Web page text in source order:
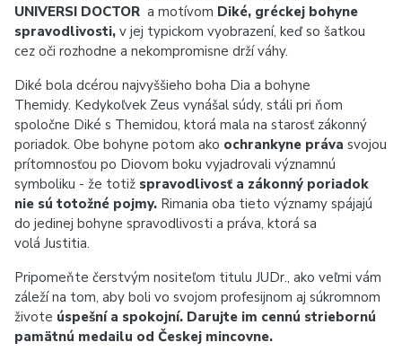
UNIVERSI DOCTOR a motívom Diké, gréckej bohyne
spravodlivosti, v jej typickom vyobrazení, keď so šatkou
cez oči rozhodne a nekompromisne drží váhy.
Diké bola dcérou najvyššieho boha Dia a bohyne
Themidy. Kedykoľvek Zeus vynášal súdy, stáli pri ňom
spoločne Diké s Themidou, ktorá mala na starosť zákonný
poriadok. Obe bohyne potom ako ochrankyne práva svojou
prítomnosťou po Diovom boku vyjadrovali významnú
symboliku - že totiž spravodlivosť a zákonný poriadok
nie sú totožné pojmy. Rimania oba tieto významy spájajú
do jedinej bohyne spravodlivosti a práva, ktorá sa
volá Justitia.
Pripomeňte čerstvým nositeľom titulu JUDr., ako veľmi vám
záleží na tom, aby boli vo svojom profesijnom aj súkromnom
živote úspešní a spokojní. Darujte im cennú striebornú
pamätnú medailu od Českej mincovne.